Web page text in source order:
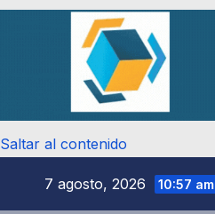
Saltar al contenido
7 agosto, 2026 10:57 am